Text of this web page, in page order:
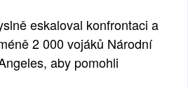
eskaloval konfrontaci a
2 000 vojáků Národní
aby pomohli